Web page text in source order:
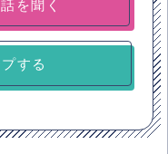
する